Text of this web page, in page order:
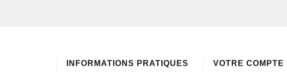
INFORMATIONS PRATIQUES VOTRE COMPTE